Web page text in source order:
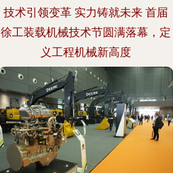
技术引领变革 实力铸就未来 首届
徐工装载机械技术节圆满落幕，定
义工程机械新高度